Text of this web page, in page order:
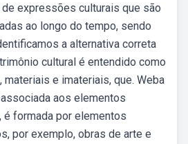
de expressões culturais que são
ao longo do tempo, sendo
a alternativa correta
cultural é entendido como
materiais e imateriais, que. Weba
aos elementos
é formada por elementos
por exemplo, obras de arte e